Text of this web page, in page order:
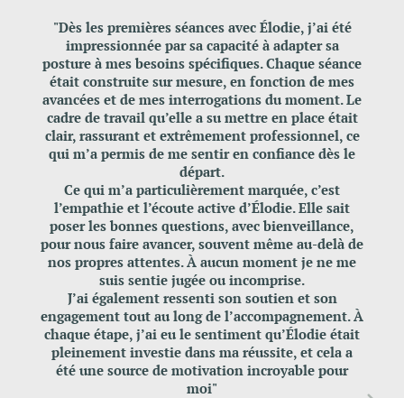
"Dès les premières séances avec Élodie, j’ai été
impressionnée par sa capacité à adapter sa
posture à mes besoins spécifiques. Chaque séance
était construite sur mesure, en fonction de mes
avancées et de mes interrogations du moment. Le
cadre de travail qu’elle a su mettre en place était
clair, rassurant et extrêmement professionnel, ce
qui m’a permis de me sentir en confiance dès le
départ.
Ce qui m’a particulièrement marquée, c’est
l’empathie et l’écoute active d’Élodie. Elle sait
poser les bonnes questions, avec bienveillance,
pour nous faire avancer, souvent même au-delà de
nos propres attentes. À aucun moment je ne me
suis sentie jugée ou incomprise.
J’ai également ressenti son soutien et son
engagement tout au long de l’accompagnement. À
chaque étape, j’ai eu le sentiment qu’Élodie était
pleinement investie dans ma réussite, et cela a
été une source de motivation incroyable pour
moi"